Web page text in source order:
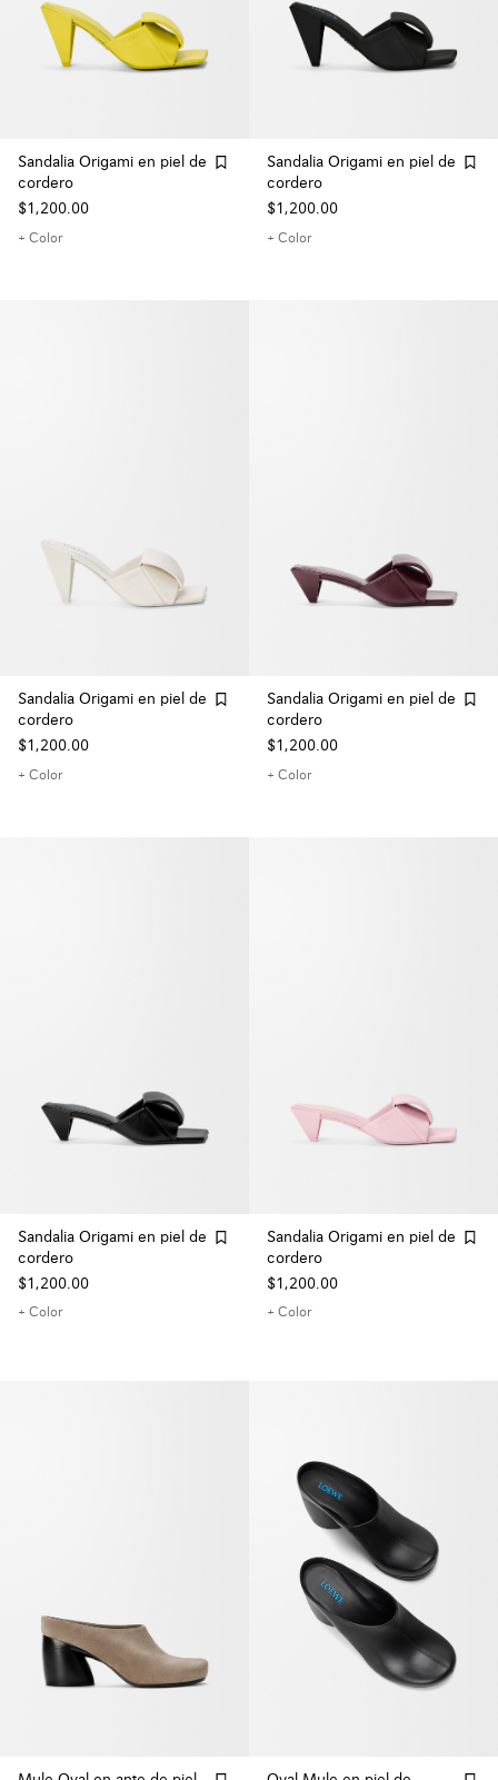
Sandalia Origami en piel de
cordero
$1,200.00
+ Color
Sandalia Origami en piel de
cordero
$1,200.00
+ Color
Sandalia Origami en piel de
cordero
$1,200.00
+ Color
Sandalia Origami en piel de
cordero
$1,200.00
+ Color
Sandalia Origami en piel de
cordero
$1,200.00
+ Color
Sandalia Origami en piel de
cordero
$1,200.00
+ Color